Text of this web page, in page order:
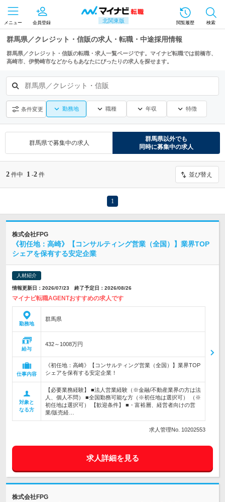
北関東版
メニュー 会員登録 閲覧履歴 検索
群馬県／クレジット・信販の求人・転職・中途採用情報
群馬県／クレジット・信販の転職・求人一覧ページです。マイナビ転職では前橋市、
高崎市、伊勢崎市などからもあなたにぴったりの求人を探せます。
群馬県／クレジット・信販
条件変更 勤務地 職種 年収 特徴
群馬県で募集中の求人
群馬県以外でも
同時に募集中の求人
2 件中 1 -2 件 並び替え
1
株式会社FPG
《初任地：高崎》【コンサルティング営業（全国）】業界TOP
シェアを保有する安定企業
人材紹介
情報更新日：2026/07/23 終了予定日：2026/08/26
マイナビ転職AGENTおすすめの求人です
勤務地
群馬県
給与
432～1008万円
仕事内容
《初任地：高崎》【コンサルティング営業（全国）】業界TOP
シェアを保有する安定企業！
対象と
なる方
【必要業務経験】 ■法人営業経験（※金融/不動産業界の方は法
人、個人不問） ■全国勤務可能な方（※初任地は選択可） （※
初任地は選択可） 【歓迎条件】 ■・富裕層、経営者向けの営
業/販売経…
求人管理No. 10202553
求人詳細を見る
株式会社FPG